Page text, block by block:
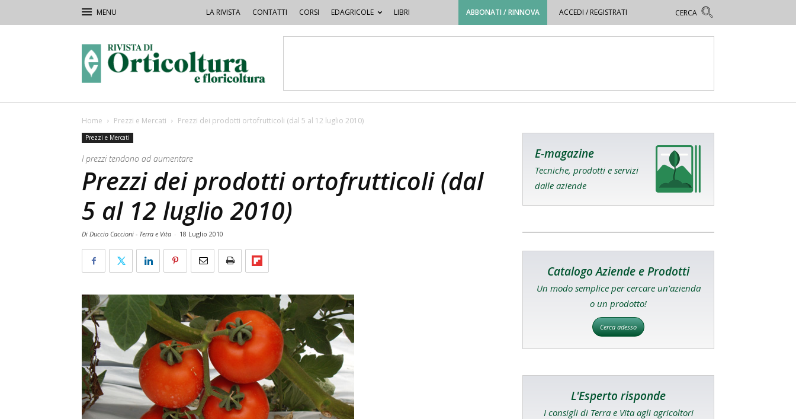
LA RIVISTA CONTATTI CORSI EDAGRICOLE LIBRI ABBONATI / RINNOVA ACCEDI / REGISTRATI
Orticoltura
Home Prezzi e Mercati Prezzi dei prodotti ortofrutticoli (dal 5 al 12 luglio 2010)
Prezzi e Mercati
I prezzi tendono ad aumentare
Prezzi dei prodotti ortofrutticoli (dal
5 al 12 luglio 2010)
Di Duccio Caccioni - Terra e Vita - 18 Luglio 2010
E-magazine
Tecniche, prodotti e servizi
dalle aziende
Catalogo Aziende e Prodotti
Un modo semplice per cercare un'azienda
o un prodotto!
Cerca adesso
L'Esperto risponde
I consigli di Terra e Vita agli agricoltori